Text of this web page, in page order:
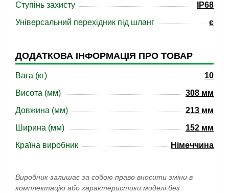
Ступінь захисту
IP68
Універсальний перехідник під шланг
є
ДОДАТКОВА ІНФОРМАЦІЯ ПРО ТОВАР
Вага (кг)
10
Висота (мм)
308 мм
Довжина (мм)
213 мм
Ширина (мм)
152 мм
Країна виробник
Німеччина
Виробник залишає за собою право вносити зміни в
комплектацію або характеристики моделі без